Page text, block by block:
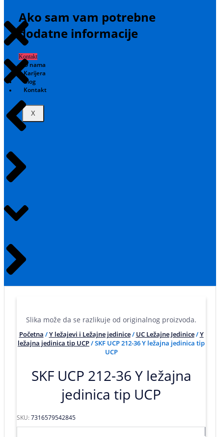
Ako sam vam potrebne
dodatne informacije
Kontakt
O nama
Karijera
Blog
Kontakt
X
Slika može da se razlikuje od originalnog proizvoda.
Početna /Y ležajevi i Ležajne jedinice/ UC Ležajne Jedinice/Y
ležajna jedinica tip UCP/ SKF UCP 212-36 Y ležajna jedinica tip
UCP
SKF UCP 212-36 Y ležajna
jedinica tip UCP
SKU:7316579542845